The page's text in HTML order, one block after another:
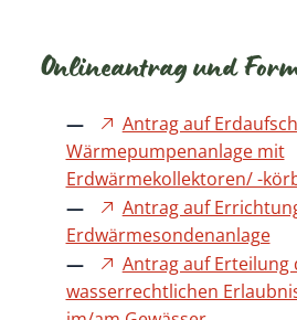
Onlineantrag und
Antrag auf
Wärmepumpenanlage mit
Erdwärmekollektoren/ -
Antrag auf
Erdwärmesondenanlage
Antrag auf Erteilung
wasserrechtlichen